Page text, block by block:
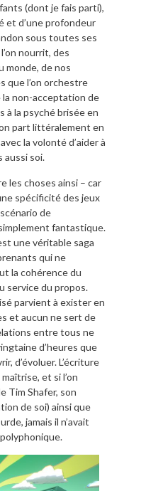
(dont je fais parti),
et d’une profondeur
sous toutes ses
nourrit, des
monde, de nos
que l’on orchestre
la non-acceptation de
à la psyché brisée en
part littéralement en
la volonté d’aider à
aussi soi.
les choses ainsi – car
spécificité des jeux
de
fantastique.
une véritable saga
qui ne
la cohérence du
service du propos.
parvient à exister en
et aucun ne sert de
entre tous ne
d’heures que
d’évoluer. L’écriture
et si l’on
Tim Shafer, son
de soi) ainsi que
jamais il n’avait